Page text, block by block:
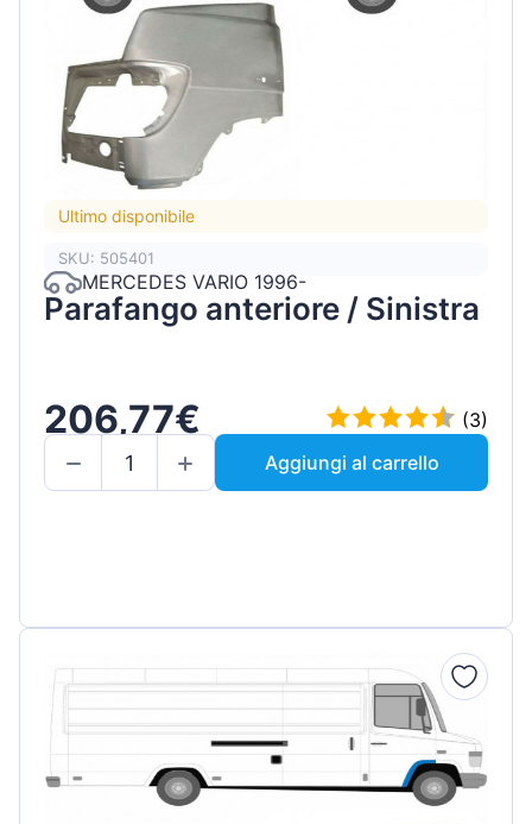
Ultimo disponibile
SKU: 505401
MERCEDES VARIO 1996-
Parafango anteriore / Sinistra
206,77€
(3)
Aggiungi al carrello